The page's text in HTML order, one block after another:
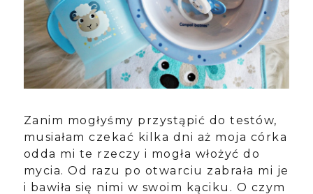
Zanim mogłyśmy przystąpić do testów,
musiałam czekać kilka dni aż moja córka
odda mi te rzeczy i mogła włożyć do
mycia. Od razu po otwarciu zabrała mi je
i bawiła się nimi w swoim kąciku. O czym